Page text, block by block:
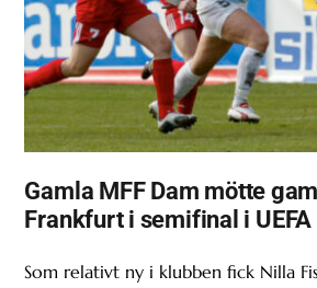
Gamla MFF Dam mötte
Frankfurt i semifinal i UEFA
Som relativt ny i klubben fick Nilla